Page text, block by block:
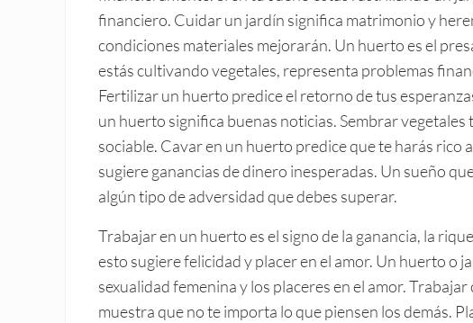
financiero. Cuidar un jardín significa matrimonio y
condiciones materiales mejorarán. Un huerto es el
estás cultivando vegetales, representa problemas
Fertilizar un huerto predice el retorno de tus
un huerto significa buenas noticias. Sembrar
sociable. Cavar en un huerto predice que te harás rico
sugiere ganancias de dinero inesperadas. Un sueño
algún tipo de adversidad que debes superar.
Trabajar en un huerto es el signo de la ganancia, la
esto sugiere felicidad y placer en el amor. Un huerto o
sexualidad femenina y los placeres en el amor.
muestra que no te importa lo que piensen los demás.